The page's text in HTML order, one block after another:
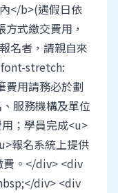
</b>(遇假日依
式繳交費用，
名者，請親自來
stretch:
費用請務必於劃
服務機構及單位
；學員完成<u>
報名系統上提供
費。</div> <div
div> <div